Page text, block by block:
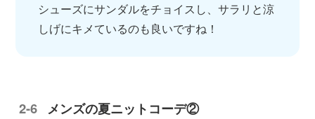
シューズにサンダルをチョイスし、サラリと涼
しげにキメているのも良いですね！
メンズの夏ニットコーデ②